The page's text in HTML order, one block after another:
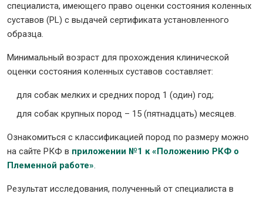
специалиста, имеющего право оценки состояния коленных
суставов (PL) с выдачей сертификата установленного
образца.
Минимальный возраст для прохождения клинической
оценки состояния коленных суставов составляет:
для собак мелких и средних пород 1 (один) год;
для собак крупных пород – 15 (пятнадцать) месяцев.
Ознакомиться с классификацией пород по размеру можно
на сайте РКФ в приложении №1 к «Положению РКФ о
Племенной работе».
Результат исследования, полученный от специалиста в